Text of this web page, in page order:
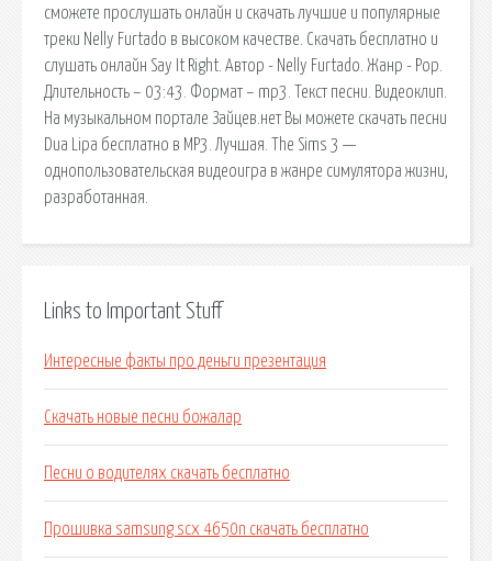
сможете прослушать онлайн и скачать лучшие и популярные
треки Nelly Furtado в высоком качестве. Скачать бесплатно и
слушать онлайн Say It Right. Автор - Nelly Furtado. Жанр - Pop.
Длительность – 03:43. Формат – mp3. Текст песни. Видеоклип.
На музыкальном портале Зайцев.нет Вы можете скачать песни
Dua Lipa бесплатно в MP3. Лучшая. The Sims 3 —
однопользовательская видеоигра в жанре симулятора жизни,
разработанная.
Links to Important Stuff
Интересные факты про деньги презентация
Скачать новые песни божалар
Песни о водителях скачать бесплатно
Прошивка samsung scx 4650n скачать бесплатно